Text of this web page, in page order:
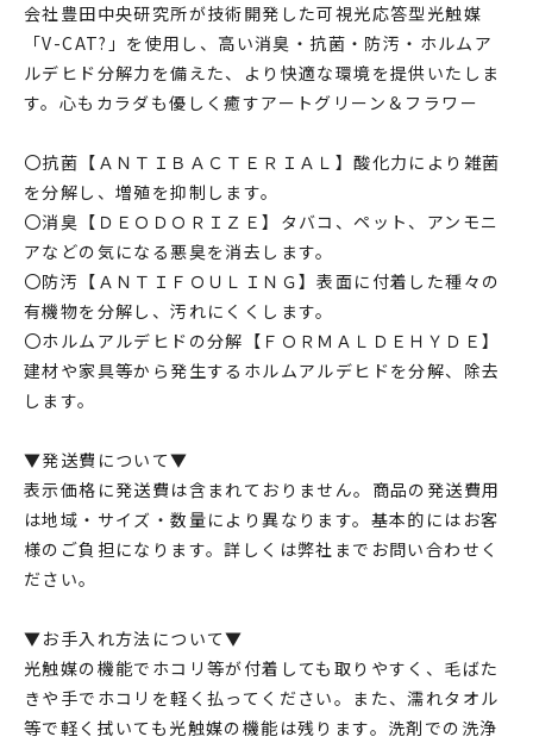
会社豊田中央研究所が技術開発した可視光応答型光触媒
「V-CAT?」を使用し、高い消臭・抗菌・防汚・ホルムア
ルデヒド分解力を備えた、より快適な環境を提供いたしま
す。心もカラダも優しく癒すアートグリーン＆フラワー
〇抗菌【ＡＮＴＩＢＡＣＴＥＲＩＡＬ】酸化力により雑菌
を分解し、増殖を抑制します。
〇消臭【ＤＥＯＤＯＲＩＺＥ】タバコ、ペット、アンモニ
アなどの気になる悪臭を消去します。
〇防汚【ＡＮＴＩＦＯＵＬＩＮＧ】表面に付着した種々の
有機物を分解し、汚れにくくします。
〇ホルムアルデヒドの分解【ＦＯＲＭＡＬＤＥＨＹＤＥ】
建材や家具等から発生するホルムアルデヒドを分解、除去
します。
▼発送費について▼
表示価格に発送費は含まれておりません。商品の発送費用
は地域・サイズ・数量により異なります。基本的にはお客
様のご負担になります。詳しくは弊社までお問い合わせく
ださい。
▼お手入れ方法について▼
光触媒の機能でホコリ等が付着しても取りやすく、毛ばた
きや手でホコリを軽く払ってください。また、濡れタオル
等で軽く拭いても光触媒の機能は残ります。洗剤での洗浄